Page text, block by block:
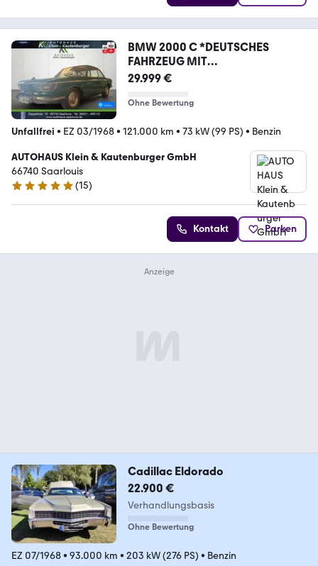
BMW 2000 C *DEUTSCHES
FAHRZEUG MIT
WERTGUTACHTEN*
29.999 €
Ohne Bewertung
Unfallfrei • EZ 03/1968• 121.000 km • 73 kW (99 PS) • Benzin
AUTOHAUS Klein & Kautenburger GmbH
66740 Saarlouis
4.8 Sterne
(15)
Kontakt Parken
Cadillac Eldorado
22.900 €
Verhandlungsbasis
Ohne Bewertung
EZ 07/1968• 93.000 km • 203 kW (276 PS) • Benzin